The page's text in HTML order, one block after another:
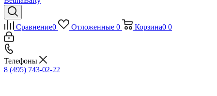
Сравнение0 Отложенные 0 Корзина0 0
Телефоны
8 (495) 743-02-22